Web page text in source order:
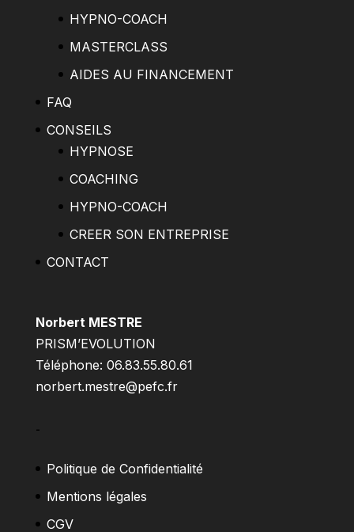
HYPNO-COACH
MASTERCLASS
AIDES AU FINANCEMENT
FAQ
CONSEILS
HYPNOSE
COACHING
HYPNO-COACH
CREER SON ENTREPRISE
CONTACT
Norbert MESTRE
PRISM’EVOLUTION
Téléphone: 06.83.55.80.61
norbert.mestre@pefc.fr
–
Politique de Confidentialité
Mentions légales
CGV